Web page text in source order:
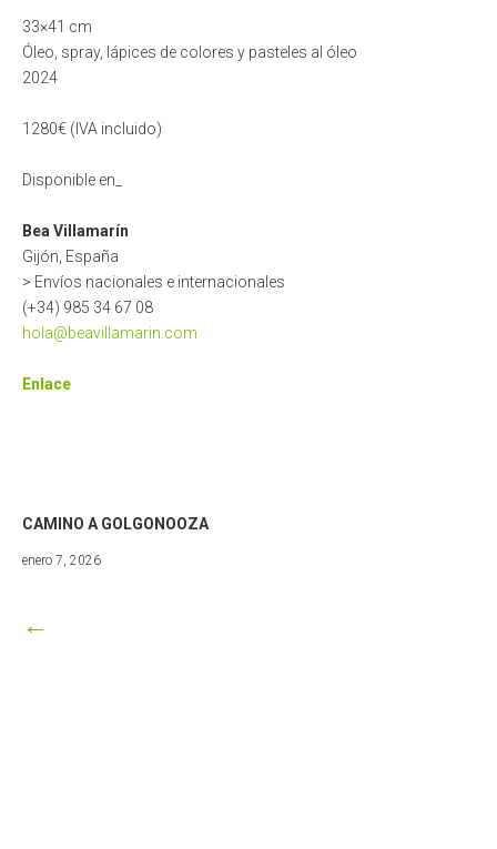
33×41 cm
Óleo, spray, lápices de colores y pasteles al óleo
2024
1280€ (IVA incluido)
Disponible en_
Bea Villamarín
Gijón, España
> Envíos nacionales e internacionales
(+34) 985 34 67 08
hola@beavillamarin.com
Enlace
CAMINO A GOLGONOOZA
enero 7, 2026mayo
←